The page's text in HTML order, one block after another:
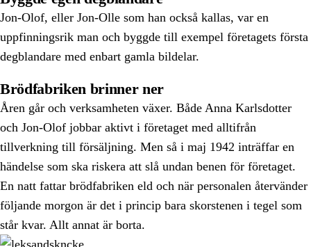
Jon-Olof, eller Jon-Olle som han också kallas, var en
uppfinningsrik man och byggde till exempel företagets första
degblandare med enbart gamla bildelar.
Brödfabriken brinner ner
Åren går och verksamheten växer. Både Anna Karlsdotter
och Jon-Olof jobbar aktivt i företaget med alltifrån
tillverkning till försäljning. Men så i maj 1942 inträffar en
händelse som ska riskera att slå undan benen för företaget.
En natt fattar brödfabriken eld och när personalen återvänder
följande morgon är det i princip bara skorstenen i tegel som
står kvar. Allt annat är borta.